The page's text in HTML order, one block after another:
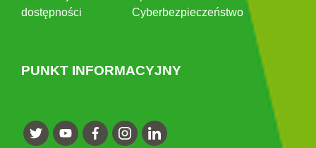
dostępności
Cyberbezpieczeństwo
PUNKT INFORMACYJNY